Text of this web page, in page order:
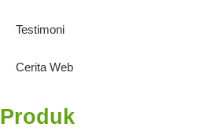
Testimoni
Cerita Web
Produk